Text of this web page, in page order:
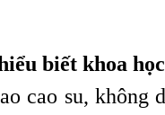
biết khoa học
cao su, không